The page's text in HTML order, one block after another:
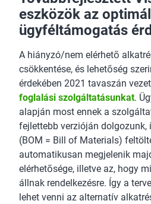
eszközök az
ügyféltámogatás
A hiányzó/nem elérhető
csökkentése, és lehetőség
érdekében 2021 tavaszán
foglalási szolgáltatásunkat.
alapján most ennek a
fejlettebb verzióján dolgozunk,
(BOM = Bill of Materials)
automatikusan megjelenik
elérhetősége, illetve az, hogy
állnak rendelkezésre. Így a
lehet venni az alternatív